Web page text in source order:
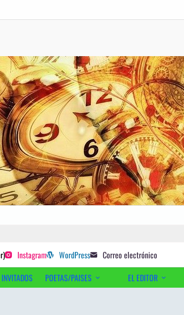
Instagram WordPress Correo electrónico
POETAS/PAISES EL EDITOR